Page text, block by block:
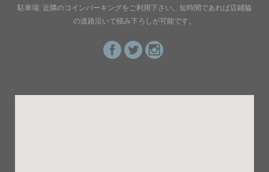
駐車場: 近隣のコインパーキングをご利用下さい。短時間であれば店鋪脇
の道路沿いで積み下ろしが可能です。